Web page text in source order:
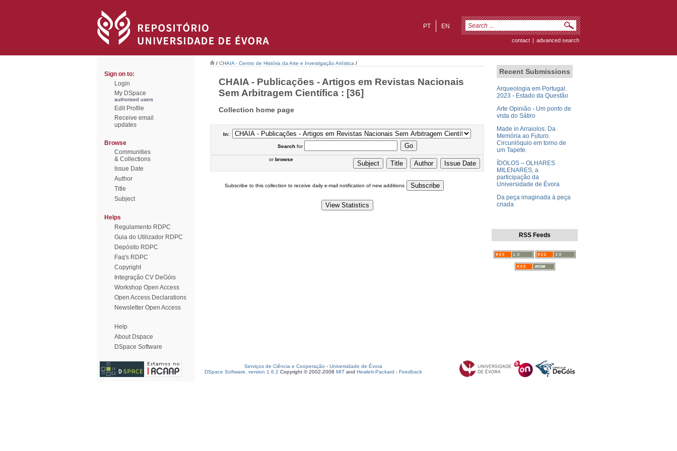
EN
PT
contact | advanced search
Sign on to:
Login
My DSpace
authorized users
Edit Profile
Receive email
updates
Browse
Communities
& Collections
Issue Date
Author
Title
Subject
Helps
Regulamento RDPC
Guia do Utilizador RDPC
Depósito RDPC
Faq's RDPC
Copyright
Integração CV DeGóis
Workshop Open Access
Open Access Declarations
Newsletter Open Access
Help
About Dspace
DSpace Software
/ CHAIA - Centro de História da Arte e Investigação Artística /
CHAIA - Publicações - Artigos em Revistas Nacionais
Sem Arbitragem Científica : [36]
Collection home page
In:
Searchfor
orbrowse
Subscribe to this collection to receive daily e-mail notification of new additions
Recent Submissions
Arqueologia em Portugal.
2023 - Estado da Questão
Arte Opinião - Um ponto de
vista do Sátiro
Made in Arraiolos. Da
Memória ao Futuro.
Circunlóquio em torno de
um Tapete.
ÍDOLOS – OLHARES
MILENARES, a
participação da
Universidade de Évora
Da peça imaginada à peça
criada
RSS Feeds
Serviços de Ciência e Cooperação - Universidade de Évora
DSpace Software, version 1.6.2 Copyright © 2002-2008 MIT and Hewlett-Packard - Feedback